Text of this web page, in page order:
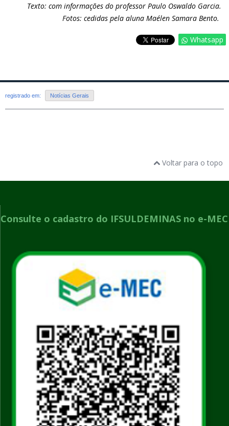
Texto: com informações do professor Paulo Oswaldo Garcia.
Fotos: cedidas pela aluna Maélen Samara Bento.
Whatsapp
registrado em: Notícias Gerais
Voltar para o topo
Consulte o cadastro do IFSULDEMINAS no e-MEC